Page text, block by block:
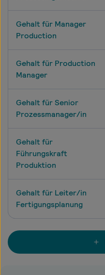
Gehalt für Manager
Production
Gehalt für Production
Manager
Gehalt für Senior
Prozessmanager/in
Gehalt für
Führungskraft
Produktion
Gehalt für Leiter/in
Fertigungsplanung